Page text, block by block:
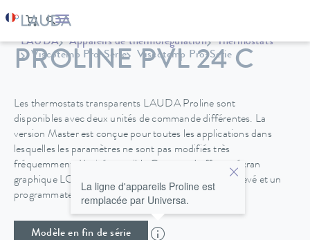
LAUDA Appareils de thermorégulation
Thermostats
Viscotemp Pro-Serie
Viscotemp Pro-Serie
PROLINE PVL 24 C
Les thermostats transparents LAUDA Proline sont
disponibles avec deux unités de commande différentes. La
version Master est conçue pour toutes les applications dans
lesquelles les paramètres ne sont pas modifiés très
fréquemment. L'unité amovible Command offre un écran
graphique LCD qui garantit un confort d'utilisation élevé et un
programmateur supplémentaire.
Modèle en fin de série
La ligne d'appareils Proline est
remplacée par Universa.